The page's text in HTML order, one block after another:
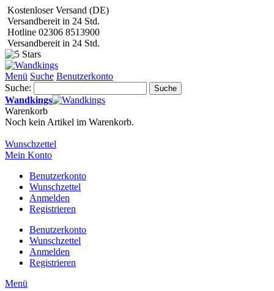
Kostenloser Versand (DE)
Versandbereit in 24 Std.
Hotline 02306 8513900
Versandbereit in 24 Std.
Menü Suche Benutzerkonto
Suche:
Suche
Wandkings
Warenkorb
Noch kein Artikel im Warenkorb.
Wunschzettel
Mein Konto
Benutzerkonto
Wunschzettel
Anmelden
Registrieren
Benutzerkonto
Wunschzettel
Anmelden
Registrieren
Menü